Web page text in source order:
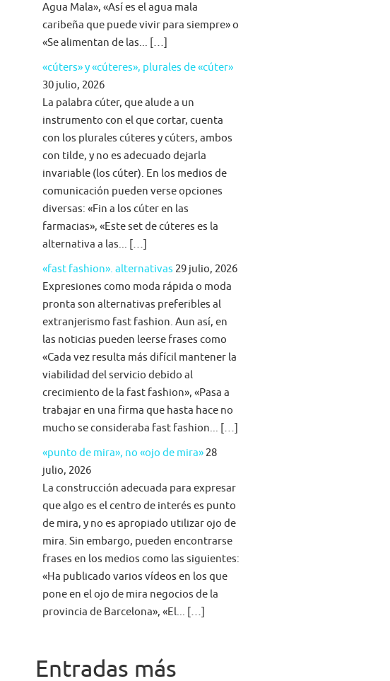
Agua Mala», «Así es el agua mala
caribeña que puede vivir para siempre» o
«Se alimentan de las... […]
«cúters» y «cúteres», plurales de «cúter»
30 julio, 2026
La palabra cúter, que alude a un
instrumento con el que cortar, cuenta
con los plurales cúteres y cúters, ambos
con tilde, y no es adecuado dejarla
invariable (los cúter). En los medios de
comunicación pueden verse opciones
diversas: «Fin a los cúter en las
farmacias», «Este set de cúteres es la
alternativa a las... […]
«fast fashion». alternativas 29 julio, 2026
Expresiones como moda rápida o moda
pronta son alternativas preferibles al
extranjerismo fast fashion. Aun así, en
las noticias pueden leerse frases como
«Cada vez resulta más difícil mantener la
viabilidad del servicio debido al
crecimiento de la fast fashion», «Pasa a
trabajar en una firma que hasta hace no
mucho se consideraba fast fashion... […]
«punto de mira», no «ojo de mira» 28
julio, 2026
La construcción adecuada para expresar
que algo es el centro de interés es punto
de mira, y no es apropiado utilizar ojo de
mira. Sin embargo, pueden encontrarse
frases en los medios como las siguientes:
«Ha publicado varios vídeos en los que
pone en el ojo de mira negocios de la
provincia de Barcelona», «El... […]
Entradas más